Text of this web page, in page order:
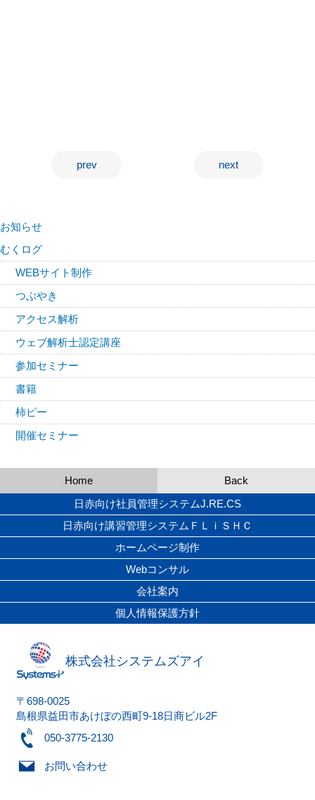
prev next
お知らせ
むくログ
WEBサイト制作
つぶやき
アクセス解析
ウェブ解析士認定講座
参加セミナー
書籍
柿ピー
開催セミナー
Home
Back
日赤向け社員管理システムJ.RE.CS
日赤向け講習管理システムＦＬｉＳＨＣ
ホームページ制作
Webコンサル
会社案内
個人情報保護方針
株式会社システムズアイ
〒698-0025
島根県益田市あけぼの西町9-18日商ビル2F
050-3775-2130
お問い合わせ